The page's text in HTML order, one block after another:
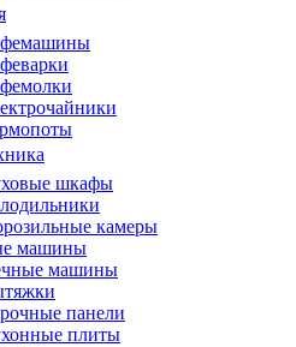
шкафы
камеры
машины
машины
панели
плиты